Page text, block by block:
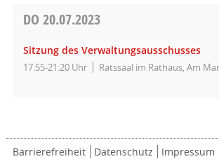
DO 20.07.2023
Sitzung des Verwaltungsausschusses
17:55-21:20 Uhr Ratssaal im Rathaus, Am
Barrierefreiheit Datenschutz Impressum